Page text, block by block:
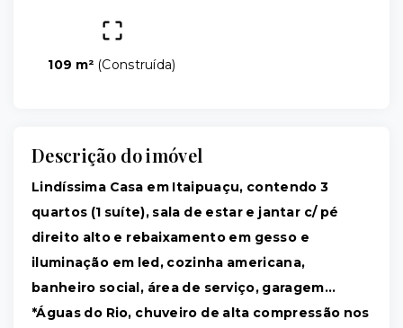
109 m² (Construída)
Descrição do imóvel
Lindíssima Casa em Itaipuaçu, contendo 3
quartos (1 suíte), sala de estar e jantar c/ pé
direito alto e rebaixamento em gesso e
iluminação em led, cozinha americana,
banheiro social, área de serviço, garagem…
*Águas do Rio, chuveiro de alta compressão nos